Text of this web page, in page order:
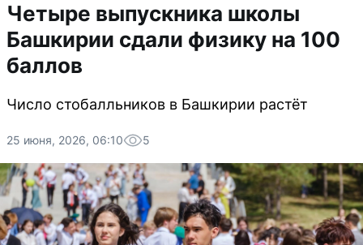
Четыре выпускника школы
Башкирии сдали физику на 100
баллов
Число стобалльников в Башкирии растёт
25 июня, 2026, 06:10 5